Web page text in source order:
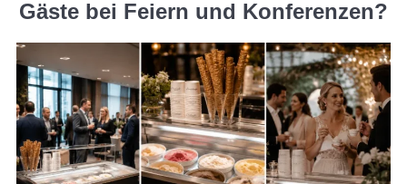
Gäste bei Feiern und Konferenzen?